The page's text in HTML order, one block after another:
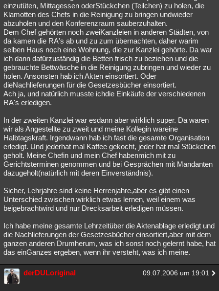
einzutüten, Mittagessen oderStückchen (Teilchen) zu holen, die
Klamotten des Chefs in die Reinigung zu bringen undwieder
abzuholen und den Konferenzraum sauberzuhalten.
Dem Chef gehörten noch zweiKanzleien in anderen Städten, von
da kamen die RA's ab und zu zum übernachten, daher warim
selben Haus noch eine Wohnung, die zur Kanzlei gehörte. Da war
ich dann dafürzuständig die Betten frisch zu beziehen und die
gebrauchte Bettwäsche in die Reinigung zubringen und wieder zu
holen. Ansonsten hab ich Akten einsortiert. Oder
dieNachlieferungen für die Gesetzesbücher einsortiert.
Ach ja, und natürlich musste ichdie Einkäufe der verschiedenen
RA's erledigen.
In der zweiten Kanzlei war esdann aber wirklich super. Da waren
wir als Angestellte zu zweit und meine Kollegin wareine
Halbtagskraft. Irgendwann hab ich fast die gesamte Organisation
erledigt. Und jederhat mal Kaffee gekocht, jeder hat mal Stückchen
geholt. Meine Chefin und mein Chef habenmich mit zu
Gerichtsterminen genommen und bei Gesprächen mit Mandanten
dazugeholt(natürlich mit deren Einverständnis).
Sicher, Lehrjahre sind keine Herrenjahre,aber es gibt einen
Unterschied zwischen wirklich etwas lernen, weil einem was
beigebrachtwird und nur Drecksarbeit erledigen müssen.
Ich habe meine gesamte Lehrzeitüber die Aktenablage erledigt und
die Nachlieferungen der Gesetzesbücher einsortiert,aber mit dem
ganzen anderen Drumherum, was ich sonst noch gelernt habe, hat
das einGanzes ergeben, wenn ihr versteht, was ich meine.
derDULoriginal 09.07.2006 um 19:01